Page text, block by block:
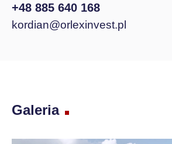
+48 885 640 168
kordian@orlexinvest.pl
Galeria